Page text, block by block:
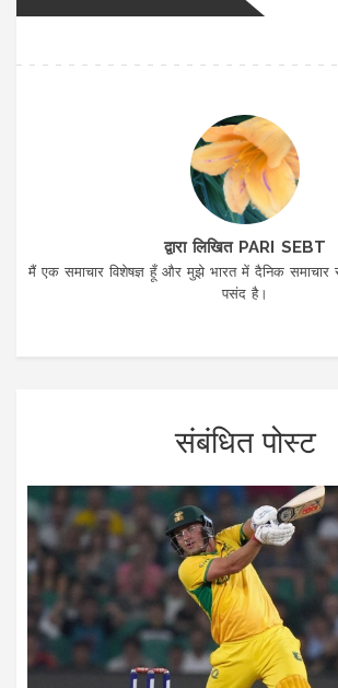
द्वारा लिखित PARI SEBT
मैं एक समाचार विशेषज्ञ हूँ और मुझे भारत में दैनिक समाचार
पसंद है।
संबंधित पोस्ट